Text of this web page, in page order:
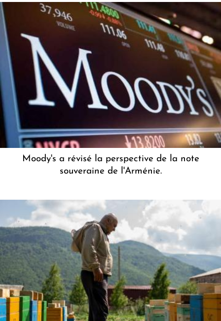
Moody's a révisé la perspective de la note
souveraine de l'Arménie.